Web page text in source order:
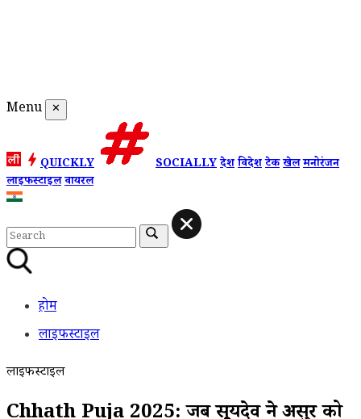
Menu ✕
QUICKLY SOCIALLYदेशविदेशटेकखेलमनोरंजन
लाइफस्टाइलवायरल
होम
लाइफस्टाइल
लाइफस्टाइल